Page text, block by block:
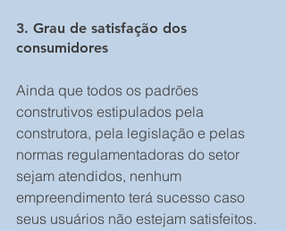
3. Grau de satisfação dos
consumidores
Ainda que todos os padrões
construtivos estipulados pela
construtora, pela legislação e pelas
normas regulamentadoras do setor
sejam atendidos, nenhum
empreendimento terá sucesso caso
seus usuários não estejam satisfeitos.